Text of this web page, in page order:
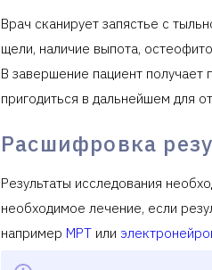
Врач сканирует запястье с
щели, наличие выпота,
В завершение пациент
пригодиться в дальнейшем для
Расшифровка
Результаты исследования
необходимое лечение, если
например МРТ или